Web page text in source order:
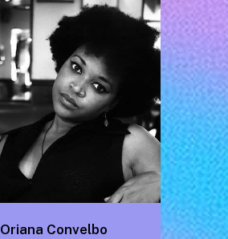
Oriana Convelbo